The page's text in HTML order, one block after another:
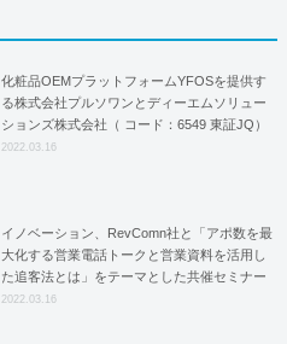
化粧品OEMプラットフォームYFOSを提供す
る株式会社プルソワンとディーエムソリュー
ションズ株式会社（ コード：6549 東証JQ）
はYFOSにおけるロジスティクスパートナー
2022.03.16
イノベーション、RevComn社と「アポ数を最
大化する営業電話トークと営業資料を活用し
た追客法とは」をテーマとした共催セミナー
を開催！
2022.03.16